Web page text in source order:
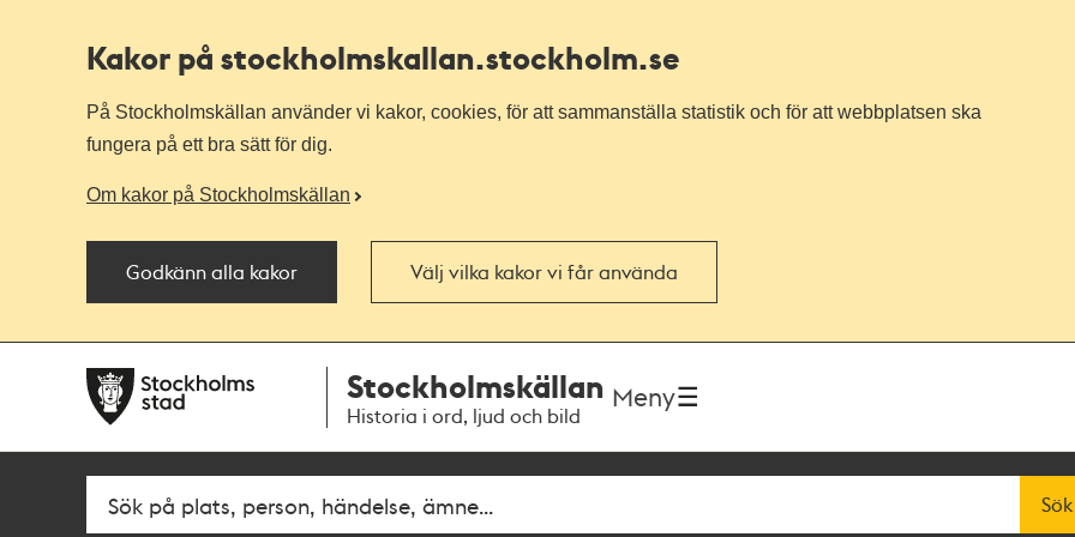
Kakor på stockholmskallan.stockholm.se
På Stockholmskällan använder vi kakor, cookies, för att sammanställa statistik och för att webbplatsen ska
fungera på ett bra sätt för dig.
Om kakor på Stockholmskällan
Godkänn alla kakor Välj vilka kakor vi får använda
navigationen
huvudinnehållet
Stockholmskällan
Historia i ord, ljud och bild
Meny
Fritextsök Sök